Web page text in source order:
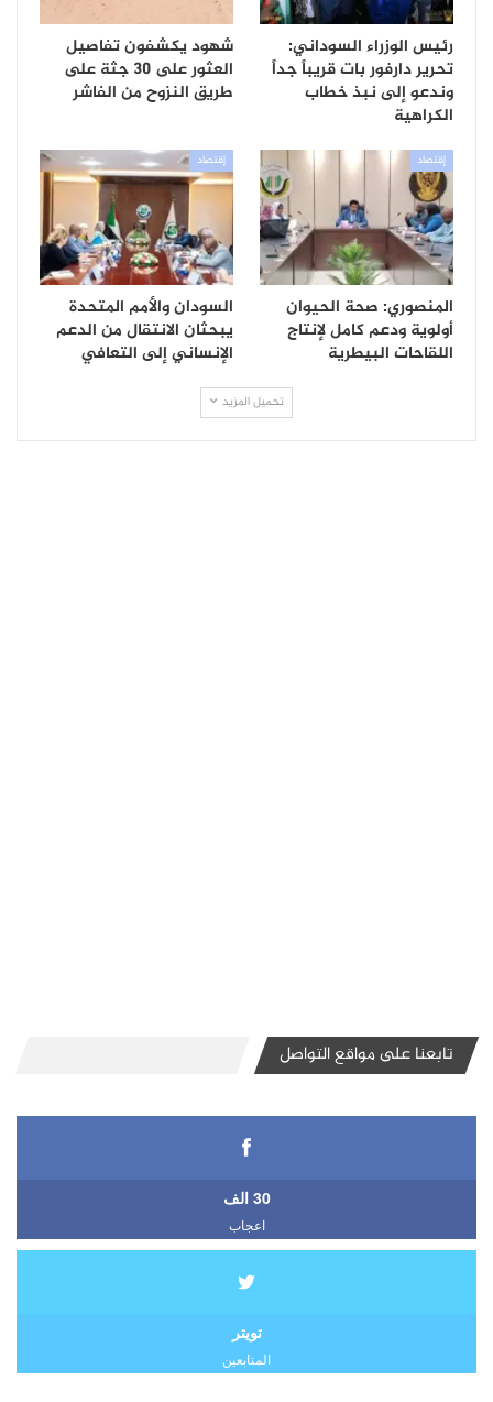
رئيس الوزراء السوداني:
تحرير دارفور بات قريباً جداً
وندعو إلى نبذ خطاب
الكراهية
شهود يكشفون تفاصيل
العثور على 30 جثة على
طريق النزوح من الفاشر
إقتصاد
المنصوري: صحة الحيوان
أولوية ودعم كامل لإنتاج
اللقاحات البيطرية
إقتصاد
السودان والأمم المتحدة
يبحثان الانتقال من الدعم
الإنساني إلى التعافي
تحميل المزيد
تابعنا على مواقع التواصل
30 الف
اعجاب
تويتر
المتابعين